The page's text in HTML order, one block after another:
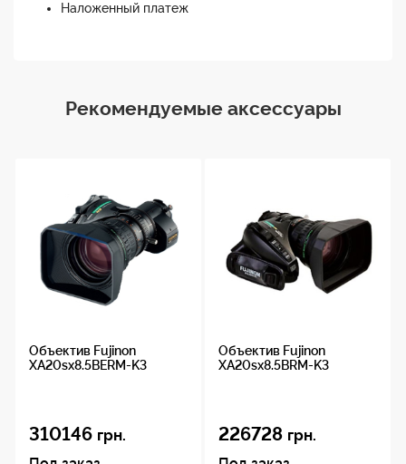
Наложенный платеж
Рекомендуемые аксессуары
Объектив Fujinon
XA20sx8.5BERM-K3
310146 грн.
Объектив Fujinon
XA20sx8.5BRM-K3
226728 грн.